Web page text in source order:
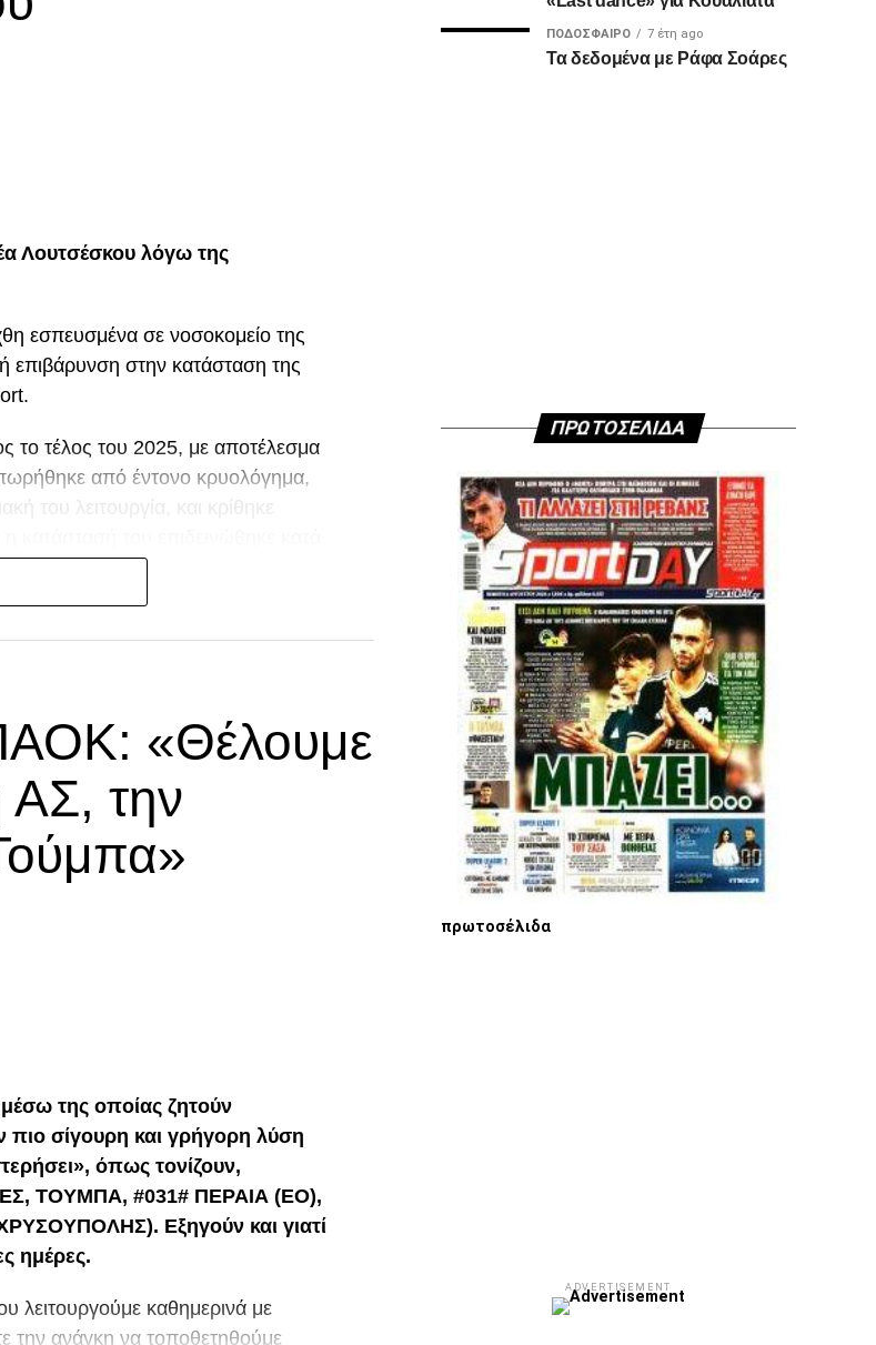
Λουτσέσκου λόγω της
εσπευσμένα σε νοσοκομείο της
επιβάρυνση στην κατάσταση της
το τέλος του 2025, με αποτέλεσμα
από έντονο κρυολόγημα,
του λειτουργία, και κρίθηκε
«Θέλουμε
ΑΣ, την
της οποίας ζητούν
πιο σίγουρη και γρήγορη λύση
όπως τονίζουν,
ΤΟΥΜΠΑ, #031# ΠΕΡΑΙΑ (ΕΟ),
Εξηγούν και γιατί
ημέρες.
καθημερινά με
την ανάγκη να τοποθετηθούμε
ΠΟΔΌΣΦΑΙΡΟ 7 έτη ago
Τα δεδομένα με Ράφα Σοάρες
ΠΡΩΤΟΣΕΛΙΔΑ
πρωτοσέλιδα
ADVERTISEMENT